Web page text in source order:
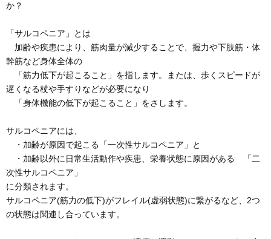
か？
「サルコペニア」とは
加齢や疾患により、筋肉量が減少することで、握力や下肢筋・体
幹筋など身体全体の
「筋力低下が起こること」を指します。または、歩くスピードが
遅くなる杖や手すりなどが必要になり
「身体機能の低下が起こること」をさします。
サルコペニアには、
・加齢が原因で起こる「一次性サルコペニア」と
・加齢以外に日常生活動作や疾患、栄養状態に原因がある 「二
次性サルコペニア」
に分類されます。
サルコペニア(筋力の低下)がフレイル(虚弱状態)に繋がるなど、2つ
の状態は関連し合っています。